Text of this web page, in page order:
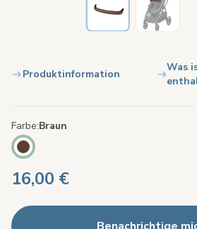
Produktinformation
Was
Farbe Braun
16,00 €